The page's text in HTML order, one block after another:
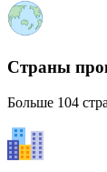
Страны
Больше 104